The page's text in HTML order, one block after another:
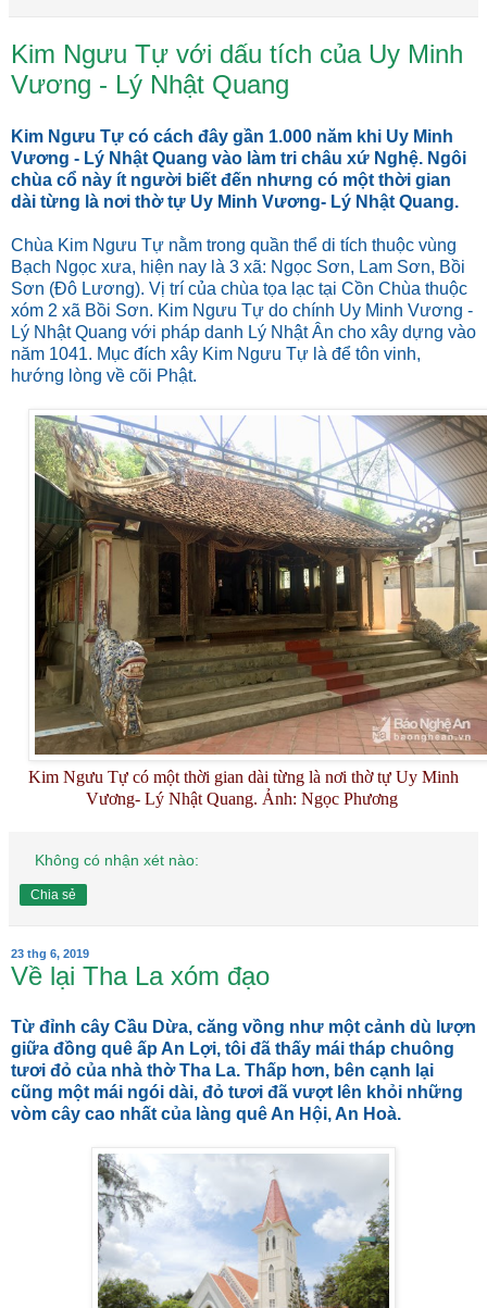
Kim Ngưu Tự với dấu tích của Uy Minh
Vương - Lý Nhật Quang
Kim Ngưu Tự có cách đây gần 1.000 năm khi Uy Minh
Vương - Lý Nhật Quang vào làm tri châu xứ Nghệ. Ngôi
chùa cổ này ít người biết đến nhưng có một thời gian
dài từng là nơi thờ tự Uy Minh Vương- Lý Nhật Quang.
Chùa Kim Ngưu Tự nằm trong quần thể di tích thuộc vùng
Bạch Ngọc xưa, hiện nay là 3 xã: Ngọc Sơn, Lam Sơn, Bồi
Sơn (Đô Lương). Vị trí của chùa tọa lạc tại Cồn Chùa thuộc
xóm 2 xã Bồi Sơn. Kim Ngưu Tự do chính Uy Minh Vương -
Lý Nhật Quang với pháp danh Lý Nhật Ân cho xây dựng vào
năm 1041. Mục đích xây Kim Ngưu Tự là để tôn vinh,
hướng lòng về cõi Phật.
Kim Ngưu Tự có một thời gian dài từng là nơi thờ tự Uy Minh
Vương- Lý Nhật Quang. Ảnh: Ngọc Phương
Không có nhận xét nào:
Chia sẻ
23 thg 6, 2019
Về lại Tha La xóm đạo
Từ đỉnh cây Cầu Dừa, căng vồng như một cảnh dù lượn
giữa đồng quê ấp An Lợi, tôi đã thấy mái tháp chuông
tươi đỏ của nhà thờ Tha La. Thấp hơn, bên cạnh lại
cũng một mái ngói dài, đỏ tươi đã vượt lên khỏi những
vòm cây cao nhất của làng quê An Hội, An Hoà.